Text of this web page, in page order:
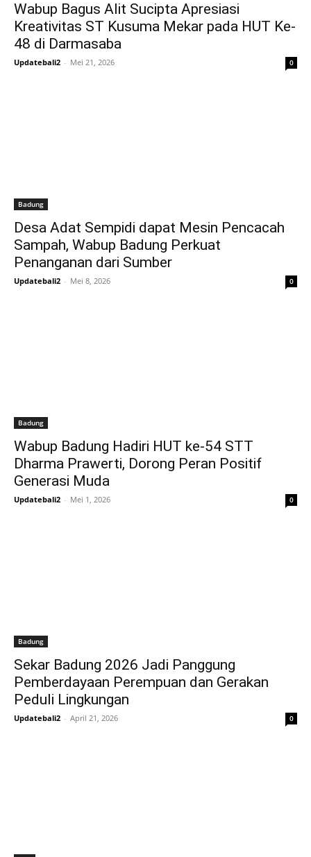
Wabup Bagus Alit Sucipta Apresiasi
Kreativitas ST Kusuma Mekar pada HUT Ke-
48 di Darmasaba
Updatebali2 - Mei 21, 2026 0
Badung
Desa Adat Sempidi dapat Mesin Pencacah
Sampah, Wabup Badung Perkuat
Penanganan dari Sumber
Updatebali2 - Mei 8, 2026 0
Badung
Wabup Badung Hadiri HUT ke-54 STT
Dharma Prawerti, Dorong Peran Positif
Generasi Muda
Updatebali2 - Mei 1, 2026 0
Badung
Sekar Badung 2026 Jadi Panggung
Pemberdayaan Perempuan dan Gerakan
Peduli Lingkungan
Updatebali2 - April 21, 2026 0